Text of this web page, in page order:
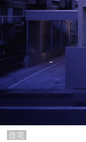
住宅